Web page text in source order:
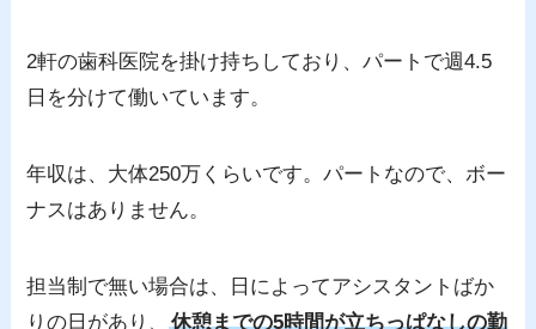
2軒の歯科医院を掛け持ちしており、パートで週4.5
日を分けて働いています。
年収は、大体250万くらいです。パートなので、ボー
ナスはありません。
担当制で無い場合は、日によってアシスタントばか
りの日があり、休憩までの5時間が立ちっぱなしの勤